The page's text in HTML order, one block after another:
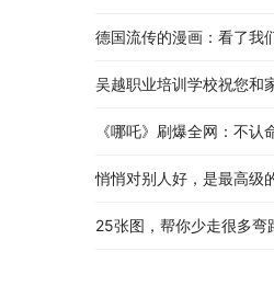
德国流传的漫画：看了我
吴越职业培训学校祝您和
《哪吒》刷爆全网：不认
悄悄对别人好，是最高级
25张图，帮你少走很多弯